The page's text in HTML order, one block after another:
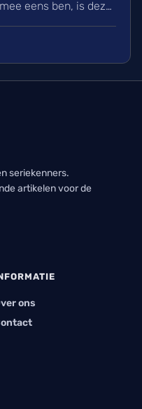
eens ben, is deze
een aangename
ik elke aflevering
seriekenners.
artikelen voor de
ons